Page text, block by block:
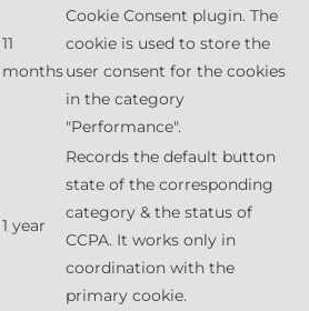
11
months
Cookie Consent plugin. The
cookie is used to store the
user consent for the cookies
in the category
"Performance".
1 year
Records the default button
state of the corresponding
category & the status of
CCPA. It works only in
coordination with the
primary cookie.